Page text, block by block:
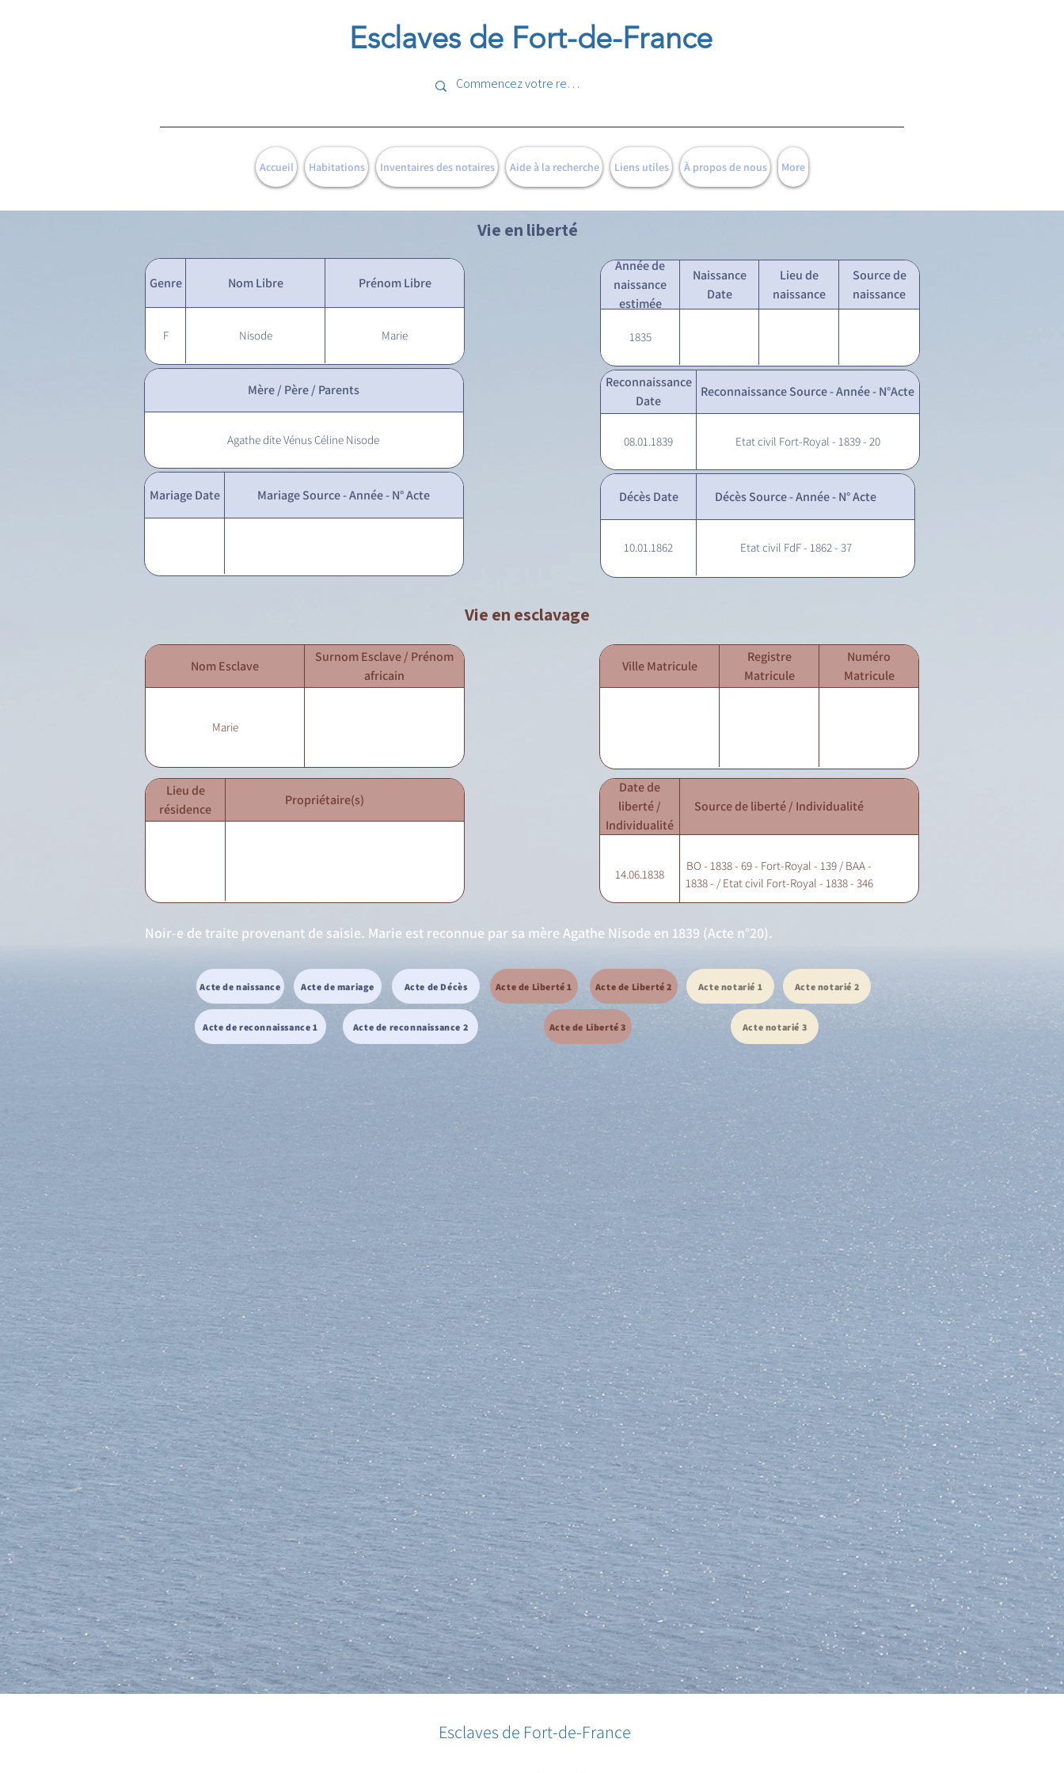
Esclaves de Fort-de-France
Accueil Habitations Inventaires des notaires Aide à la recherche Liens utiles À propos de nous More
Vie en liberté
Genre Nom Libre Prénom Libre
F Nisode Marie
Année de
naissance
estimée
Naissance
Date
Lieu de
naissance
Source de
naissance
1835
Mère / Père / Parents
Agathe dite Vénus Céline Nisode
Mariage Date Mariage Source - Année - N° Acte
Reconnaissance
Date
Reconnaissance Source - Année - N°Acte
08.01.1839 Etat civil Fort-Royal - 1839 - 20
Décès Date Décès Source - Année - N° Acte
10.01.1862 Etat civil FdF - 1862 - 37
Vie en esclavage
Nom Esclave
Surnom Esclave / Prénom
africain
Marie
Ville Matricule
Registre
Matricule
Numéro
Matricule
Lieu de
résidence
Propriétaire(s)
Date de
liberté /
Individualité
Source de liberté / Individualité
14.06.1838
BO - 1838 - 69 - Fort-Royal - 139 / BAA -
1838 - / Etat civil Fort-Royal - 1838 - 346
Noir-e de traite provenant de saisie. Marie est reconnue par sa mère Agathe Nisode en 1839 (Acte n°20).
Acte de naissance Acte de mariage Acte de Décès
Acte de reconnaissance 1 Acte de reconnaissance 2
Acte de Liberté 1 Acte de Liberté 2
Acte de Liberté 3
Acte notarié 1 Acte notarié 2
Acte notarié 3
Esclaves de Fort-de-France